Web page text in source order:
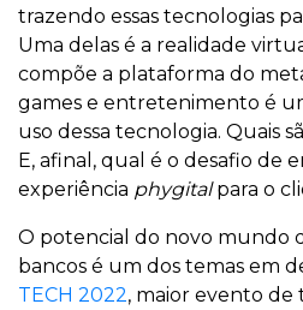
trazendo essas tecnologias
Uma delas é a realidade
compõe a plataforma do
games e entretenimento é
uso dessa tecnologia. Quais
E, afinal, qual é o desafio de
experiência phygitalpara o
O potencial do novo mundo
bancos é um dos temas em
TECH 2022, maior evento de